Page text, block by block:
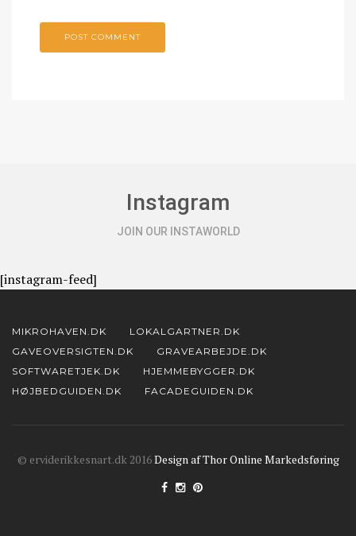
Instagram
JOIN OUR INSTAWORLD
[instagram-feed]
MIKROHAVEN.DK
LOKALGARTNER.DK
GAVEOVERSIGTEN.DK
GRAVEARBEJDE.DK
SOFTWARETJEK.DK
HJEMMEBYGGER.DK
HØJBEDGUIDEN.DK
FACADEGUIDEN.DK
© erviderikkesnart.dk 2016Design af Thor Online Markedsføring